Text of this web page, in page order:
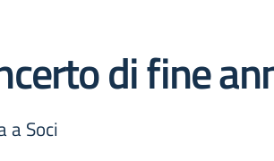
di fine
a Soci